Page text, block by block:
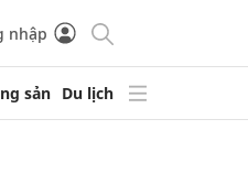
nhập
sản Du lịch